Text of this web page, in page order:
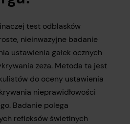
test odblasków
nieinwazyjne badanie
ustawienia gałek ocznych
zeza. Metoda ta jest
do oceny ustawienia
nieprawidłowości
Badanie polega
refleksów świetlnych